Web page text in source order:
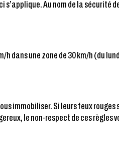
Au nom de la sécurité
dans une zone de 30 km/h (du
immobiliser. Si leurs feux
le non-respect de ces règles